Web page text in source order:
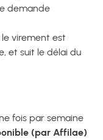
demande
virement est
et suit le délai du
fois par semaine
(par Affilae)